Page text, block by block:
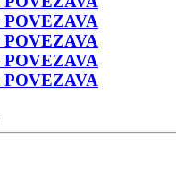
POVEZAVA
POVEZAVA
POVEZAVA
POVEZAVA